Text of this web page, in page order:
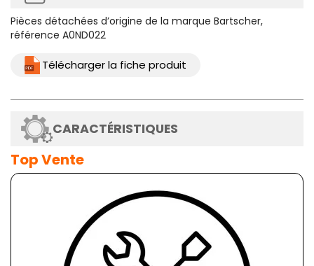
Pièces détachées d’origine de la marque Bartscher,
référence A0ND022
Télécharger la fiche produit
CARACTÉRISTIQUES
Top Vente